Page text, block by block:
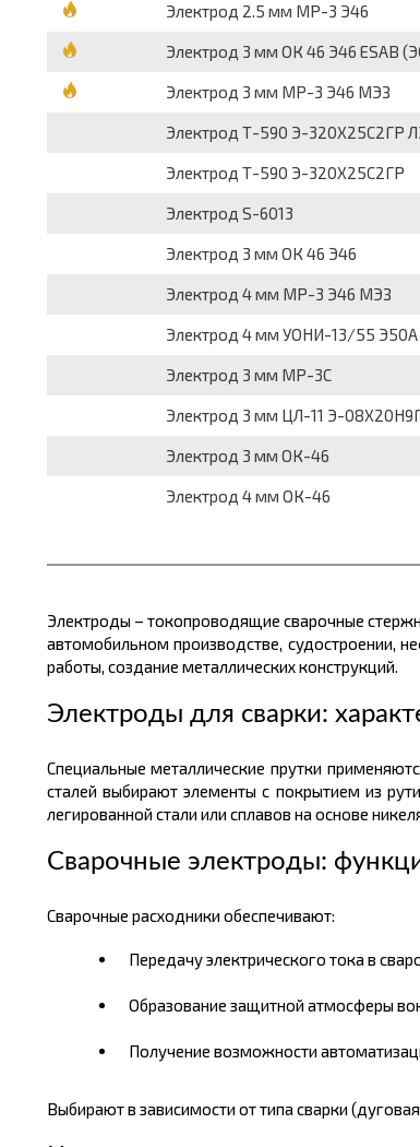
Электрод 2.5 мм МР-3 Э46
Электрод 3 мм ОК 46 Э46 ESAB
Электрод 3 мм МР-3 Э46 МЭЗ
Электрод Т-590 Э-320Х25С2ГР
Электрод Т-590 Э-320Х25С2ГР
Электрод S-6013
Электрод 3 мм ОК 46 Э46
Электрод 4 мм МР-3 Э46 МЭЗ
Электрод 4 мм УОНИ-13/55 Э50А
Электрод 3 мм МР-3С
Электрод 3 мм ЦЛ-11 Э-
Электрод 3 мм ОК-46
Электрод 4 мм ОК-46
Электроды – токопроводящие сварочные
автомобильном производстве, судостроении,
работы, создание металлических конструкций.
Электроды для сварки:
Специальные металлические прутки
сталей выбирают элементы с покрытием из
легированной стали или сплавов на основе
Сварочные электроды:
Сварочные расходники обеспечивают:
Передачу электрического тока в
Образование защитной атмосферы
Получение возможности
Выбирают в зависимости от типа сварки